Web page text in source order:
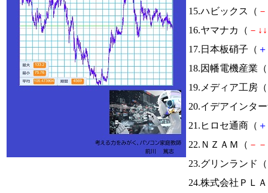
15.ハビックス（ －
16.ヤマナカ（ － ↓ ↓
17.日本板硝子（ ＋
18.因幡電機産業（
19.メディア工房（
20.イデアインタ
21.ヒロセ通商（ ＋
22.ＮＺＡＭ（ － －
23.グリンランド（
24.株式会社ＰＬ